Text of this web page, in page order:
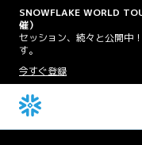
SNOWFLAKE WORLD
催）
セッション、続々と公開中
す。
今すぐ登録